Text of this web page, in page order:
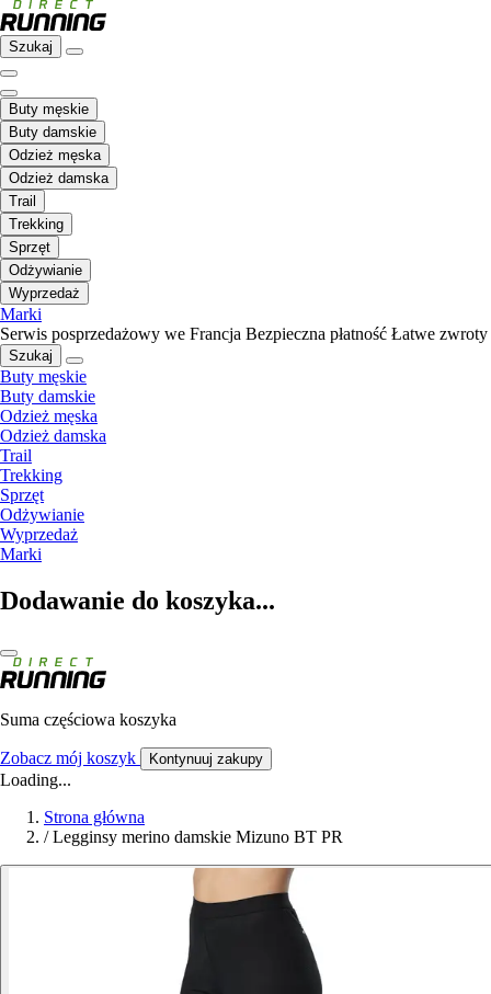
Szukaj
Buty męskie
Buty damskie
Odzież męska
Odzież damska
Trail
Trekking
Sprzęt
Odżywianie
Wyprzedaż
Marki
Serwis posprzedażowy we Francja Bezpieczna płatność Łatwe zwroty
Szukaj
Buty męskie
Buty damskie
Odzież męska
Odzież damska
Trail
Trekking
Sprzęt
Odżywianie
Wyprzedaż
Marki
Dodawanie do koszyka...
Suma częściowa koszyka
Zobacz mój koszyk Kontynuuj zakupy
Loading...
Strona główna
/ Legginsy merino damskie Mizuno BT PR